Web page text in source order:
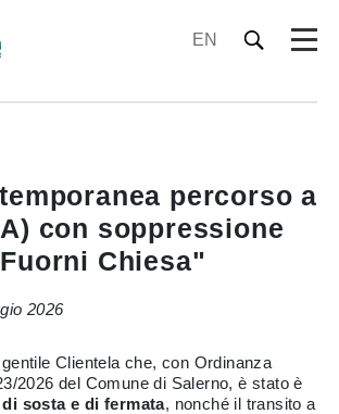
EN
percorso a
con soppressione
Chiesa"
2026
Clientela che, con Ordinanza
2026 del Comune di Salerno, è stato è
sosta e di fermata, nonché il transito a